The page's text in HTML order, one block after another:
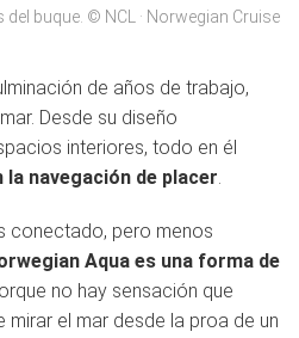
buque. © NCL · Norwegian Cruise
de años de trabajo,
Desde su diseño
interiores, todo en él
la navegación de placer.
conectado, pero menos
Aqua es una forma de
no hay sensación que
el mar desde la proa de un